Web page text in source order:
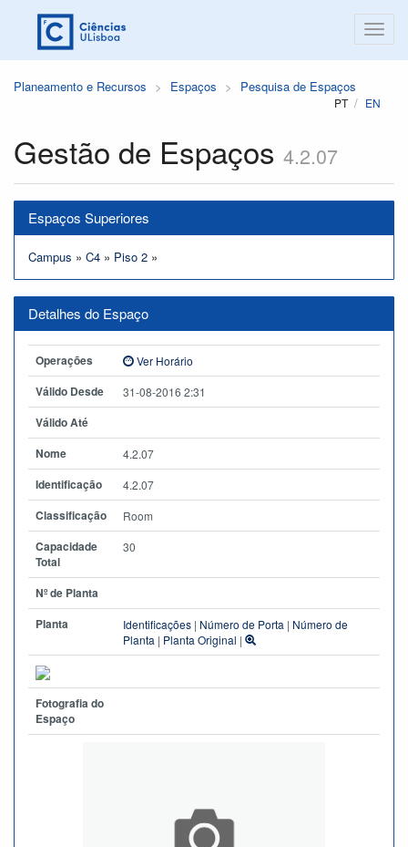
Planeamento e Recursos Espaços Pesquisa de Espaços
PT EN
Gestão de Espaços 4.2.07
Espaços Superiores
Campus » C4 » Piso 2 »
Detalhes do Espaço
Operações Ver Horário
Válido Desde 31-08-2016 2:31
Válido Até
Nome
4.2.07
Identificação 4.2.07
Classificação Room
Capacidade
Total
30
Nº de Planta
Planta
Identificações | Número de Porta | Número de
Planta | Planta Original |
Fotografia do
Espaço